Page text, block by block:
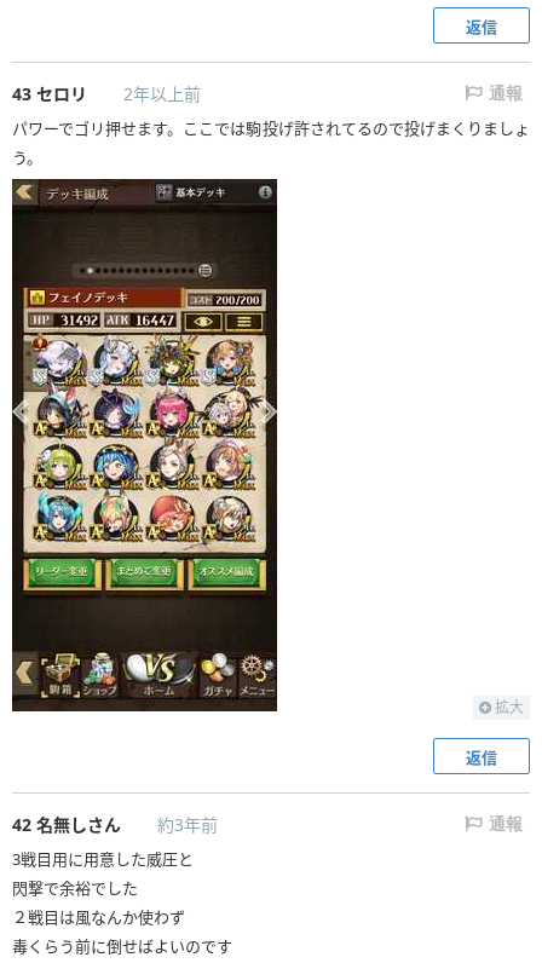
返信
43 セロリ 2年以上前 通報
パワーでゴリ押せます。ここでは駒投げ許されてるので投げまくりましょ
う。
拡大
返信
42 名無しさん 約3年前 通報
3戦目用に用意した威圧と
閃撃で余裕でした
２戦目は風なんか使わず
毒くらう前に倒せばよいのです